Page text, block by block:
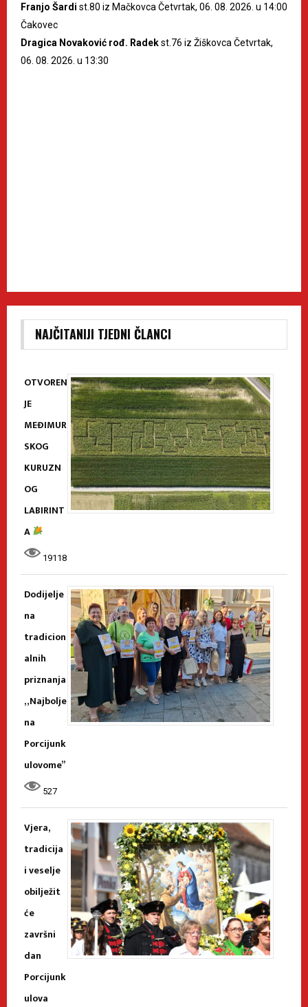
Franjo Šardi st.80 iz Mačkovca Četvrtak, 06. 08. 2026. u 14:00
Čakovec
Dragica Novaković rođ. Radekst.76 iz Žiškovca Četvrtak,
06. 08. 2026. u 13:30
NAJČITANIJI TJEDNI ČLANCI
OTVOREN
JE
MEĐIMUR
SKOG
KURUZN
OG
LABIRINT
A
19118
Dodijelje
na
tradicion
alnih
priznanja
„Najbolje
na
Porcijunk
ulovome”
527
Vjera,
tradicija
i veselje
obilježit
će
završni
dan
Porcijunk
ulova